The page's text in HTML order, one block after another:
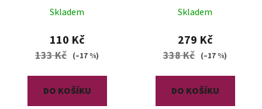
Skladem
110 Kč
133 Kč (–17 %)
DO KOŠÍKU
Skladem
279 Kč
338 Kč (–17 %)
DO KOŠÍKU